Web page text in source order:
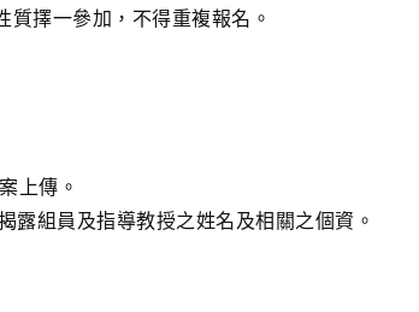
擇一參加，不得重複報名。
上傳。
露組員及指導教授之姓名及相關之個資。